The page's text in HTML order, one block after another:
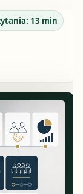
13 min